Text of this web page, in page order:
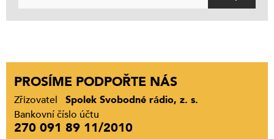
PROSÍME PODPOŘTE NÁS
Zřizovatel
Spolek Svobodné rádio, z. s.
Bankovní číslo účtu
270 091 89 11/2010